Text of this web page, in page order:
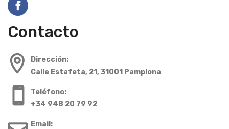
Contacto
Dirección:
Calle Estafeta, 21, 31001 Pamplona
Teléfono:
+34 948 20 79 92
Email: